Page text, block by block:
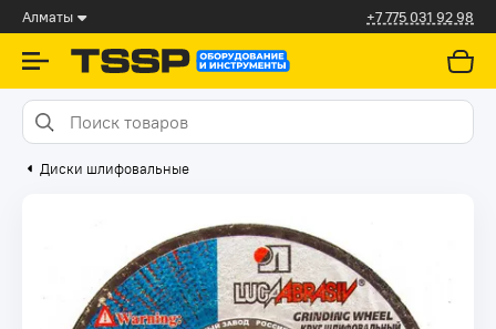
Алматы +7 775 031 92 98
Диски шлифовальные